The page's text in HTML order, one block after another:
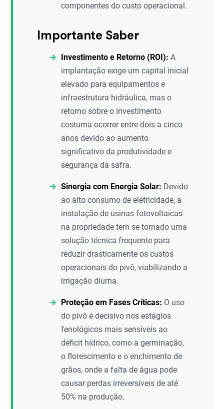
componentes do custo operacional.
Importante Saber
Investimento e Retorno (ROI): A
implantação exige um capital inicial
elevado para equipamentos e
infraestrutura hidráulica, mas o
retorno sobre o investimento
costuma ocorrer entre dois a cinco
anos devido ao aumento
significativo da produtividade e
segurança da safra.
Sinergia com Energia Solar: Devido
ao alto consumo de eletricidade, a
instalação de usinas fotovoltaicas
na propriedade tem se tornado uma
solução técnica frequente para
reduzir drasticamente os custos
operacionais do pivô, viabilizando a
irrigação diurna.
Proteção em Fases Críticas: O uso
do pivô é decisivo nos estágios
fenológicos mais sensíveis ao
déficit hídrico, como a germinação,
o florescimento e o enchimento de
grãos, onde a falta de água pode
causar perdas irreversíveis de até
50% na produção.